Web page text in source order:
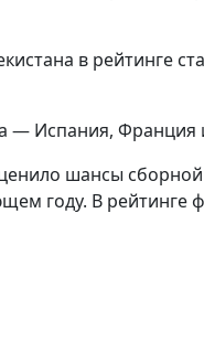
в рейтинге
— Испания, Франция
шансы
году. В рейтинге